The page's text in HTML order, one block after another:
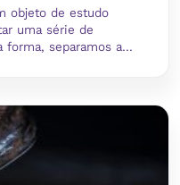
objeto de estudo
uma série de
forma, separamos a...